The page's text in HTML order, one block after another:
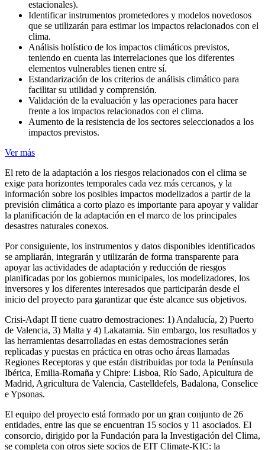
estacionales).
Identificar instrumentos prometedores y modelos novedosos
que se utilizarán para estimar los impactos relacionados con el
clima.
Análisis holístico de los impactos climáticos previstos,
teniendo en cuenta las interrelaciones que los diferentes
elementos vulnerables tienen entre sí.
Estandarización de los criterios de análisis climático para
facilitar su utilidad y comprensión.
Validación de la evaluación y las operaciones para hacer
frente a los impactos relacionados con el clima.
Aumento de la resistencia de los sectores seleccionados a los
impactos previstos.
Ver más
El reto de la adaptación a los riesgos relacionados con el clima se
exige para horizontes temporales cada vez más cercanos, y la
información sobre los posibles impactos modelizados a partir de la
previsión climática a corto plazo es importante para apoyar y validar
la planificación de la adaptación en el marco de los principales
desastres naturales conexos.
Por consiguiente, los instrumentos y datos disponibles identificados
se ampliarán, integrarán y utilizarán de forma transparente para
apoyar las actividades de adaptación y reducción de riesgos
planificadas por los gobiernos municipales, los modelizadores, los
inversores y los diferentes interesados que participarán desde el
inicio del proyecto para garantizar que éste alcance sus objetivos.
Crisi-Adapt II tiene cuatro demostraciones: 1) Andalucía, 2) Puerto
de Valencia, 3) Malta y 4) Lakatamia. Sin embargo, los resultados y
las herramientas desarrolladas en estas demostraciones serán
replicadas y puestas en práctica en otras ocho áreas llamadas
Regiones Receptoras y que están distribuidas por toda la Península
Ibérica, Emilia-Romaña y Chipre: Lisboa, Río Sado, Apicultura de
Madrid, Agricultura de Valencia, Castelldefels, Badalona, Conselice
e Ypsonas.
El equipo del proyecto está formado por un gran conjunto de 26
entidades, entre las que se encuentran 15 socios y 11 asociados. El
consorcio, dirigido por la Fundación para la Investigación del Clima,
se completa con otros siete socios de EIT Climate-KIC: la